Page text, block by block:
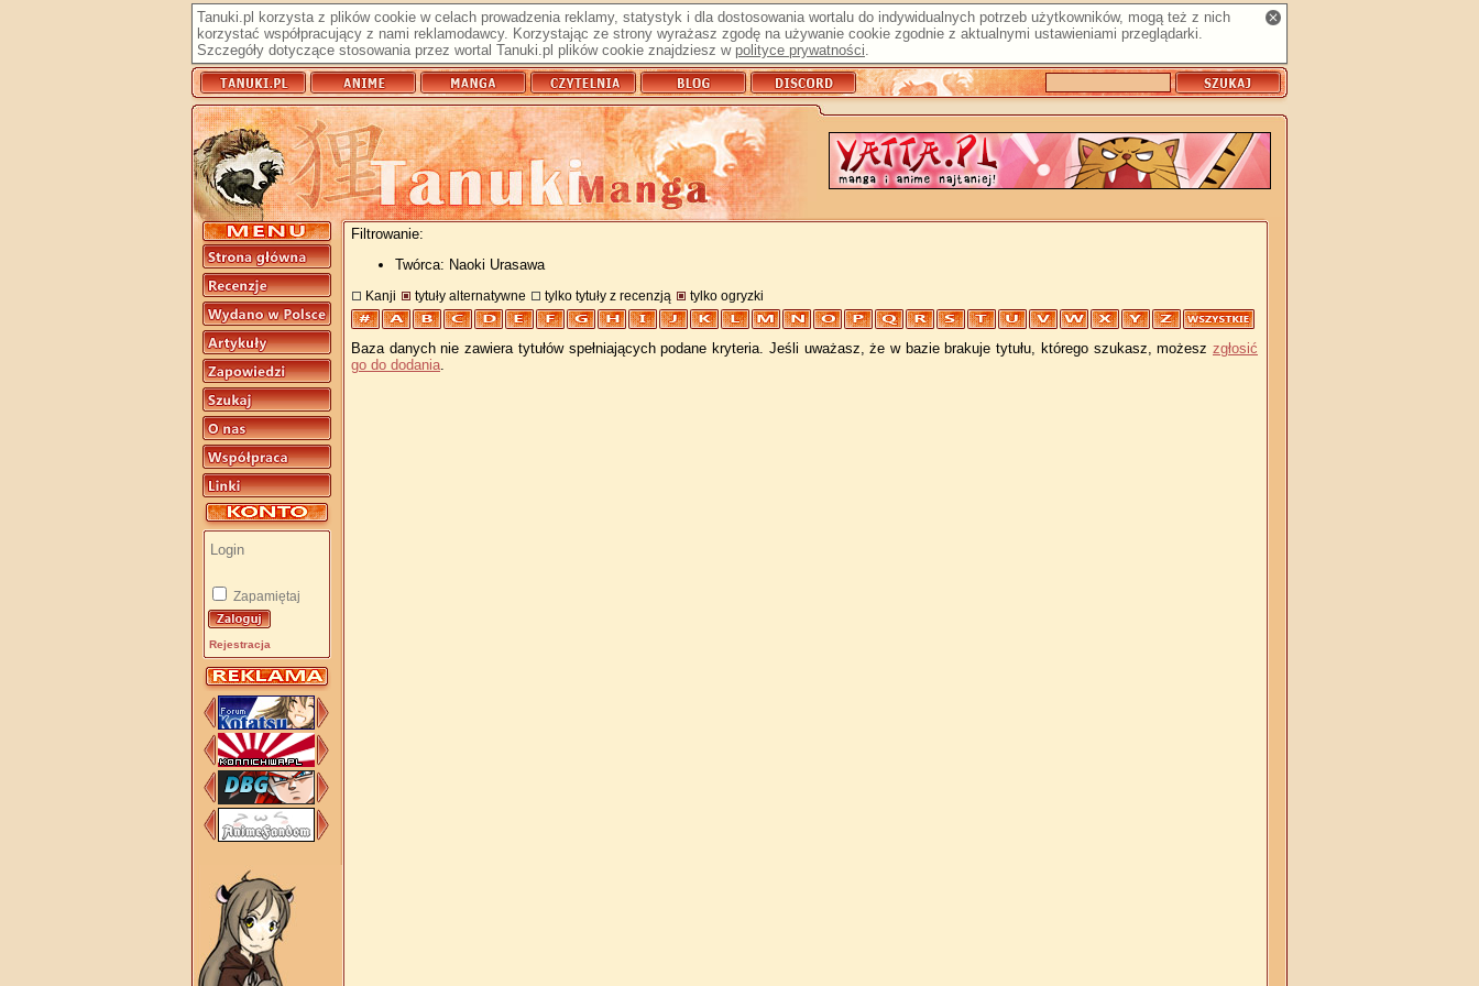
Tanuki.pl korzysta z plików cookie w celach prowadzenia reklamy, statystyk i dla dostosowania wortalu do indywidualnych potrzeb użytkowników, mogą też z nich
korzystać współpracujący z nami reklamodawcy. Korzystając ze strony wyrażasz zgodę na używanie cookie zgodnie z aktualnymi ustawieniami przeglądarki.
Szczegóły dotyczące stosowania przez wortal Tanuki.pl plików cookie znajdziesz w polityce prywatności.
Zapamiętaj
Rejestracja
Filtrowanie:
Twórca: Naoki Urasawa
Kanji tytuły alternatywne tylko tytuły z recenzją tylko ogryzki
Baza danych nie zawiera tytułów spełniających podane kryteria. Jeśli uważasz, że w bazie brakuje tytułu, którego szukasz, możesz zgłosić
go do dodania.